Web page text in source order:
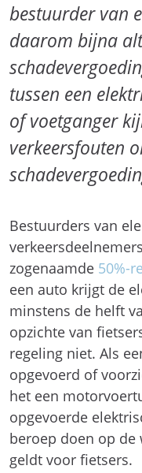
bestuurder van
daarom bijna
tussen een
of voetganger
verkeersfouten
Bestuurders van
zogenaamde 50%-
een auto krijgt de
minstens de helft
opzichte van
regeling niet. Als
opgevoerd of
het een
opgevoerde
beroep doen op
geldt voor fietsers.